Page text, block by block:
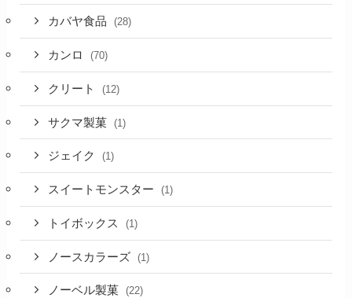
カバヤ食品 (28)
カンロ (70)
クリート (12)
サクマ製菓 (1)
ジェイク (1)
スイートモンスター (1)
トイボックス (1)
ノースカラーズ (1)
ノーベル製菓 (22)